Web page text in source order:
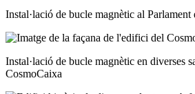
Instal·lació de bucle magnètic al Parlament
Instal·lació de bucle magnètic en diverses
CosmoCaixa